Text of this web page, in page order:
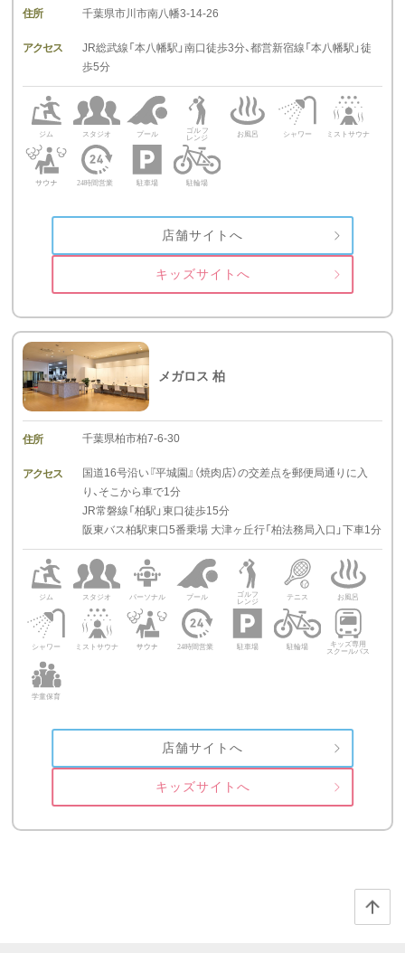
住所 千葉県市川市南八幡3-14-26
アクセス
JR総武線「本八幡駅」南口徒歩3分、都営新宿線「本八幡駅」徒
歩5分
店舗サイトへ
キッズサイトへ
メガロス 柏
住所 千葉県柏市柏7-6-30
アクセス
国道16号沿い『平城園』（焼肉店）の交差点を郵便局通りに入
り、そこから車で1分
JR常磐線「柏駅」東口徒歩15分
阪東バス柏駅東口5番乗場 大津ヶ丘行「柏法務局入口」下車1分
店舗サイトへ
キッズサイトへ